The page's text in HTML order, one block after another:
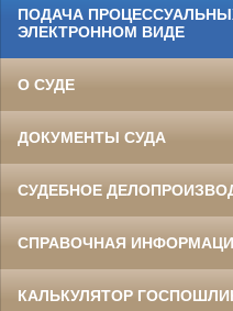
ПОДАЧА
ЭЛЕКТРОННОМ ВИДЕ
О СУДЕ
ДОКУМЕНТЫ СУДА
СУДЕБНОЕ
СПРАВОЧНАЯ
КАЛЬКУЛЯТОР